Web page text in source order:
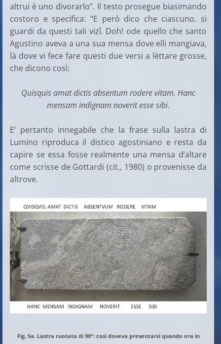
altrui è uno divorarlo”. Il testo prosegue biasimando
costoro e specifica: “E però dico che ciascuno. si
guardi da questi tali vizî. Doh! ode quello che santo
Agustino aveva a una sua mensa dove elli mangiava,
là dove vi fece fare questi due versi a lèttare grosse,
che dicono così:
Quisquis amat dictis absentum rodere vitam.Hanc
mensam indignam noverit esse sibi.
E’ pertanto innegabile che la frase sulla lastra di
Lumino riproduca il distico agostiniano e resta da
capire se essa fosse realmente una mensa d’altare
come scrisse de Gottardi (cit., 1980) o provenisse da
altrove.
Fig. 5a. Lastra ruotata di 90°: così doveva presentarsi quando era in